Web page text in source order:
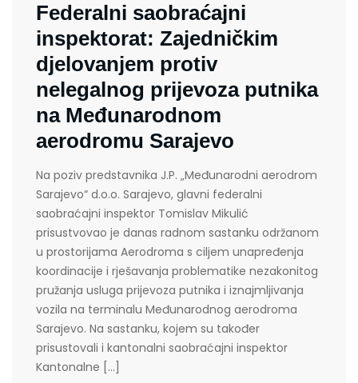
Federalni saobraćajni
inspektorat: Zajedničkim
djelovanjem protiv
nelegalnog prijevoza putnika
na Međunarodnom
aerodromu Sarajevo
Na poziv predstavnika J.P. „Međunarodni aerodrom
Sarajevo“ d.o.o. Sarajevo, glavni federalni
saobraćajni inspektor Tomislav Mikulić
prisustvovao je danas radnom sastanku održanom
u prostorijama Aerodroma s ciljem unapređenja
koordinacije i rješavanja problematike nezakonitog
pružanja usluga prijevoza putnika i iznajmljivanja
vozila na terminalu Međunarodnog aerodroma
Sarajevo. Na sastanku, kojem su također
prisustovali i kantonalni saobraćajni inspektor
Kantonalne […]